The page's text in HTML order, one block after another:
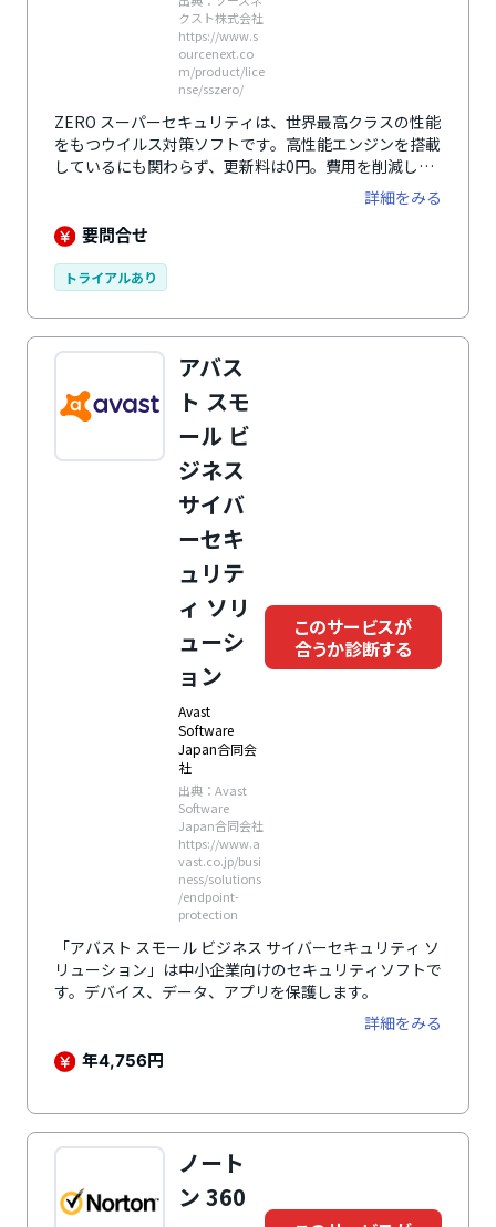
クスト株式会社
https://www.s
ourcenext.co
m/product/lice
nse/sszero/
ZERO スーパーセキュリティは、世界最高クラスの性能
をもつウイルス対策ソフトです。高性能エンジンを搭載
しているにも関わらず、更新料は0円。費用を削減しつ
詳細をみる
要問合せ
トライアルあり
アバス
ト スモ
ール ビ
ジネス
サイバ
ーセキ
ュリテ
ィ ソリ
ューシ
ョン
Avast
Software
Japan合同会
社
出典：Avast
Software
Japan合同会社
https://www.a
vast.co.jp/busi
ness/solutions
/endpoint-
protection
このサービスが
合うか診断する
「アバスト スモール ビジネス サイバーセキュリティ ソ
リューション」は中小企業向けのセキュリティソフトで
す。デバイス、データ、アプリを保護します。
詳細をみる
年4,756円
ノート
ン 360